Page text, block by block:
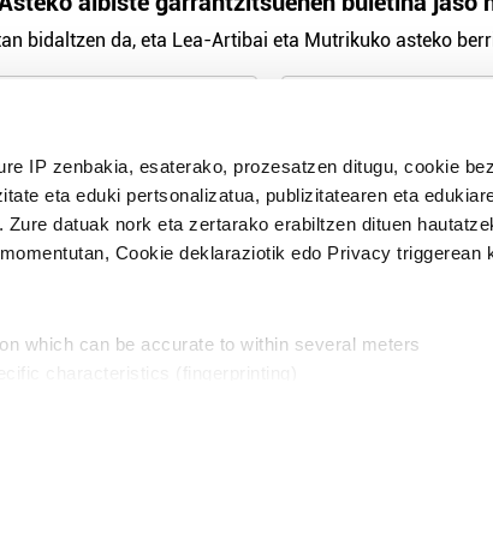
IP zenbakia, esaterako, prozesatzen ditugu, cookie
eta eduki pertsonalizatua, publizitatearen eta
datuak nork eta zertarako erabiltzen dituen
Cookie deklaraziotik edo Privacy triggerean
which can be accurate to within several meters
bidaltzen da, eta Lea-Artibai eta Mutrikuko asteko
modu librean kontatzea da gure eginkizuna.